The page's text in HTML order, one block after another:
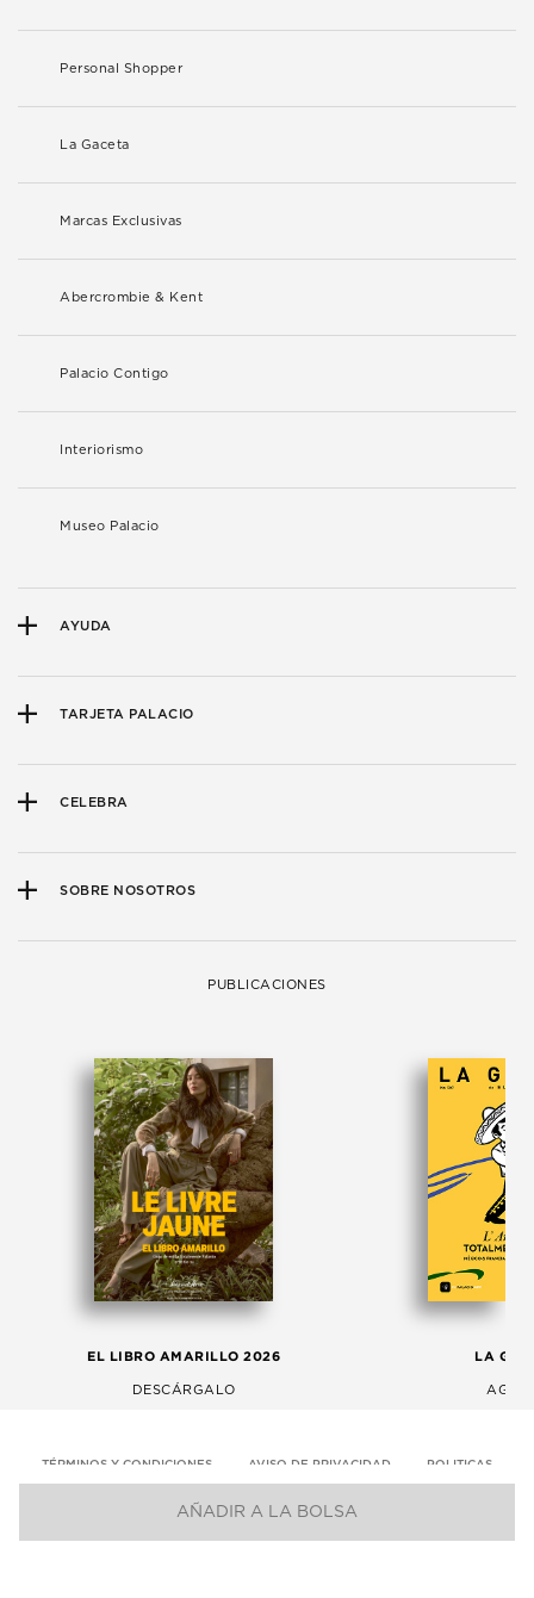
AÑADIR A LA BOLSA
Personal Shopper
La Gaceta
Marcas Exclusivas
Abercrombie & Kent
Palacio Contigo
Interiorismo
Museo Palacio
AYUDA
TARJETA PALACIO
CELEBRA
SOBRE NOSOTROS
PUBLICACIONES
EL LIBRO AMARILLO 2026
DESCÁRGALO
LA
TÉRMINOS Y CONDICIONES AVISO DE PRIVACIDAD POLITICAS